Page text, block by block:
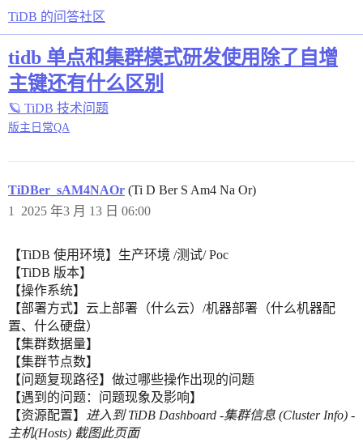
TiDB 的问答社区
tidb 单点和集群模式研发使用除了自增
主键还有什么区别
🪐 TiDB 技术问题
版主日常QA
TiDBer_sAM4NAOr (Ti D Ber S Am4 Na Or)
2025 年3 月 13 日 06:00
1
【TiDB 使用环境】生产环境 /测试/ Poc
【TiDB 版本】
【操作系统】
【部署方式】云上部署（什么云）/机器部署（什么机器配
置、什么硬盘）
【集群数据量】
【集群节点数】
【问题复现路径】做过哪些操作出现的问题
【遇到的问题：问题现象及影响】
【资源配置】
进入到 TiDB Dashboard -集群信息 (Cluster Info) -
主机(Hosts) 截图此页面